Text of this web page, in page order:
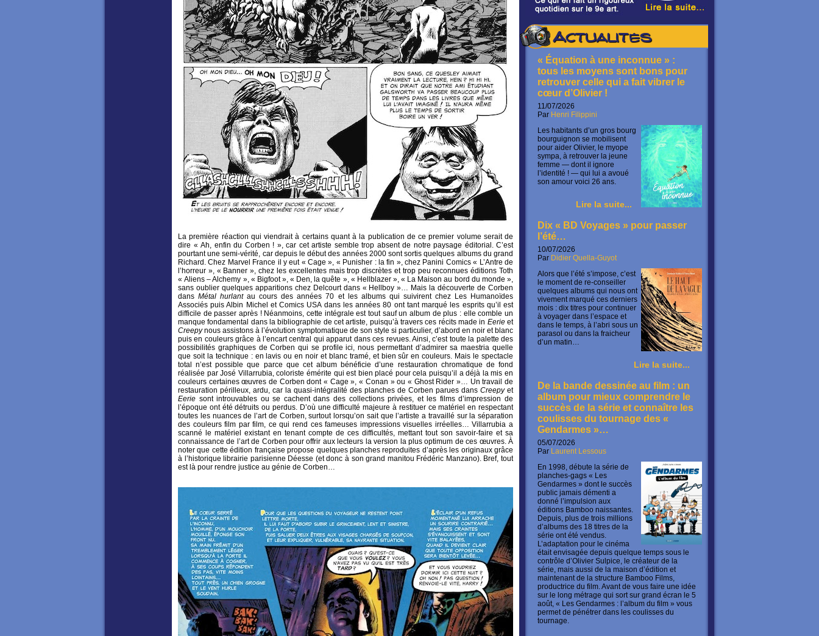
Actualités
« Équation à une inconnue » :
tous les moyens sont bons pour
retrouver celle qui a fait vibrer le
cœur d’Olivier !
11/07/2026
Par Henri Filippini
Les habitants d’un gros bourg
bourguignon se mobilisent
pour aider Olivier, le myope
sympa, à retrouver la jeune
femme — dont il ignore
l’identité ! — qui lui a avoué
son amour voici 26 ans.
Lire la suite...
Dix « BD Voyages » pour passer
l’été…
10/07/2026
Par Didier Quella-Guyot
Alors que l’été s’impose, c’est
le moment de re-conseiller
quelques albums qui nous ont
vivement marqué ces derniers
mois : dix titres pour continuer
à voyager dans l’espace et
dans le temps, à l’abri sous un
parasol ou dans la fraicheur
d’un matin…
Lire la suite...
De la bande dessinée au film : un
album pour mieux comprendre le
succès de la série et connaître les
coulisses du tournage des «
Gendarmes »…
05/07/2026
Par Laurent Lessous
En 1998, débute la série de
planches-gags « Les
Gendarmes » dont le succès
public jamais démenti a
donné l’impulsion aux
éditions Bamboo naissantes.
Depuis, plus de trois millions
d’albums des 18 titres de la
série ont été vendus.
L’adaptation pour le cinéma
était envisagée depuis quelque temps sous le
contrôle d’Olivier Sulpice, le créateur de la
série, mais aussi de la maison d’édition et
maintenant de la structure Bamboo Films,
productrice du film. Avant de vous faire une idée
sur le long métrage qui sort sur grand écran le 5
août, « Les Gendarmes : l’album du film » vous
permet de pénétrer dans les coulisses du
tournage.
La première réaction qui viendrait à certains quant à la publication de ce premier volume serait de
dire « Ah, enfin du Corben ! », car cet artiste semble trop absent de notre paysage éditorial. C’est
pourtant une semi-vérité, car depuis le début des années 2000 sont sortis quelques albums du grand
Richard. Chez Marvel France il y eut « Cage », « Punisher : la fin », chez Panini Comics « L’Antre de
l’horreur », « Banner », chez les excellentes mais trop discrètes et trop peu reconnues éditions Toth
« Aliens – Alchemy », « Bigfoot », « Den, la quête », « Hellblazer », « La Maison au bord du monde »,
sans oublier quelques apparitions chez Delcourt dans « Hellboy »… Mais la découverte de Corben
dansMétal hurlantau cours des années 70 et les albums qui suivirent chez Les Humanoïdes
Associés puis Albin Michel et Comics USA dans les années 80 ont tant marqué les esprits qu’il est
difficile de passer après ! Néanmoins, cette intégrale est tout sauf un album de plus : elle comble un
manque fondamental dans la bibliographie de cet artiste, puisqu’à travers ces récits made in Eerieet
Creepynous assistons à l’évolution symptomatique de son style si particulier, d’abord en noir et blanc
puis en couleurs grâce à l’encart central qui apparut dans ces revues. Ainsi, c’est toute la palette des
possibilités graphiques de Corben qui se profile ici, nous permettant d’admirer sa maestria quelle
que soit la technique : en lavis ou en noir et blanc tramé, et bien sûr en couleurs. Mais le spectacle
total n’est possible que parce que cet album bénéficie d’une restauration chromatique de fond
réalisée par José Villarrubia, coloriste émérite qui est bien placé pour cela puisqu’il a déjà la mis en
couleurs certaines œuvres de Corben dont « Cage », « Conan » ou « Ghost Rider »… Un travail de
restauration périlleux, ardu, car la quasi-intégralité des planches de Corben parues dans Creepyet
Eerie sont introuvables ou se cachent dans des collections privées, et les films d’impression de
l’époque ont été détruits ou perdus. D’où une difficulté majeure à restituer ce matériel en respectant
toutes les nuances de l’art de Corben, surtout lorsqu’on sait que l’artiste a travaillé sur la séparation
des couleurs film par film, ce qui rend ces fameuses impressions visuelles irréelles… Villarrubia a
scanné le matériel existant en tenant compte de ces difficultés, mettant tout son savoir-faire et sa
connaissance de l’art de Corben pour offrir aux lecteurs la version la plus optimum de ces œuvres. À
noter que cette édition française propose quelques planches reproduites d’après les originaux grâce
à l’historique librairie parisienne Déesse (et donc à son grand manitou Frédéric Manzano). Bref, tout
est là pour rendre justice au génie de Corben…